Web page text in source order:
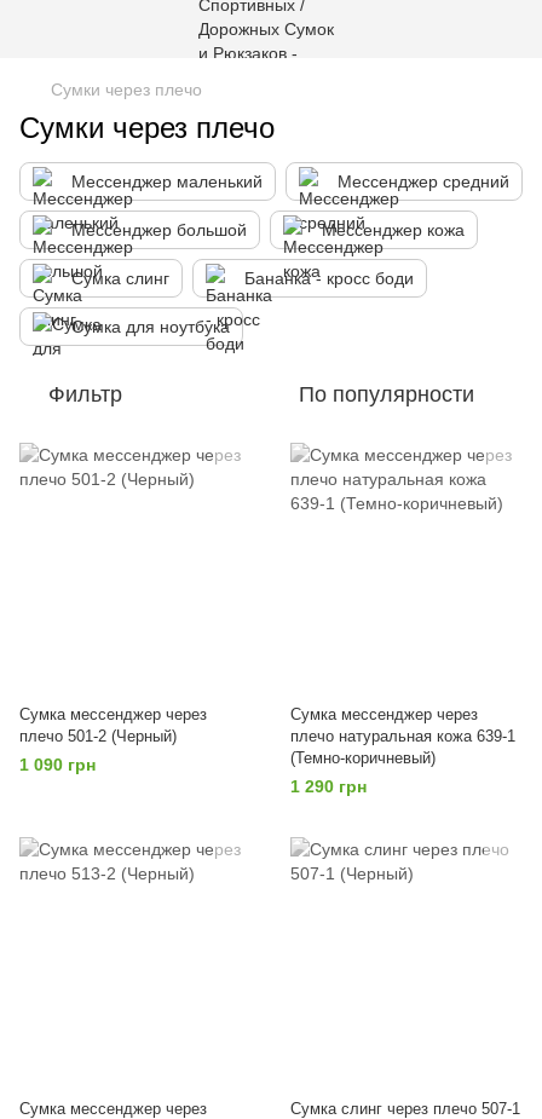
Сумки через плечо
Сумки через плечо
Мессенджер маленький Мессенджер средний
Мессенджер большой Мессенджер кожа
Сумка слинг Бананка - кросс боди
Сумка для ноутбука
Фильтр По популярности
Сумка мессенджер через
плечо 501-2 (Черный)
1 090 грн
Сумка мессенджер через
плечо натуральная кожа 639-1
(Темно-коричневый)
1 290 грн
Сумка мессенджер через
Сумка слинг через плечо 507-1